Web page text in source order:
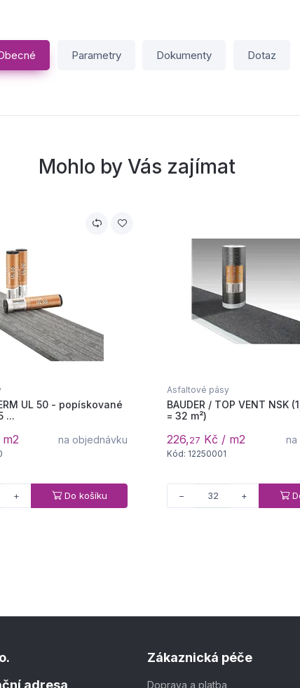
Parametry Dokumenty Dotaz
Mohlo by Vás zajímat
UL 50 - popískované
...
na objednávku
+ Do košíku
Asfaltové pásy
BAUDER / TOP VENT NSK
= 32 m²)
226,27 Kč / m2 na
Kód: 12250001
− +
Zákaznická péče
Doprava a platba